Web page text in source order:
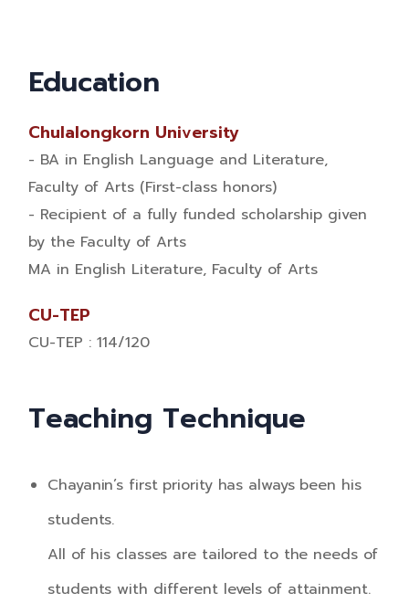
Education
Chulalongkorn University
- BA in English Language and Literature,
Faculty of Arts (First-class honors)
- Recipient of a fully funded scholarship given
by the Faculty of Arts​
MA in English Literature, Faculty of Arts
CU-TEP
CU-TEP : 114/120
Teaching Technique
Chayanin’s first priority has always been his
students.
All of his classes are tailored to the needs of
students with different levels of attainment.